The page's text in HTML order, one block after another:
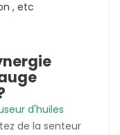
, etc
d'huiles
de la senteur